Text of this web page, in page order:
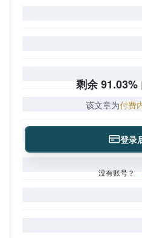
剩余 91.03%
该文章为付费
登录
没有账号？